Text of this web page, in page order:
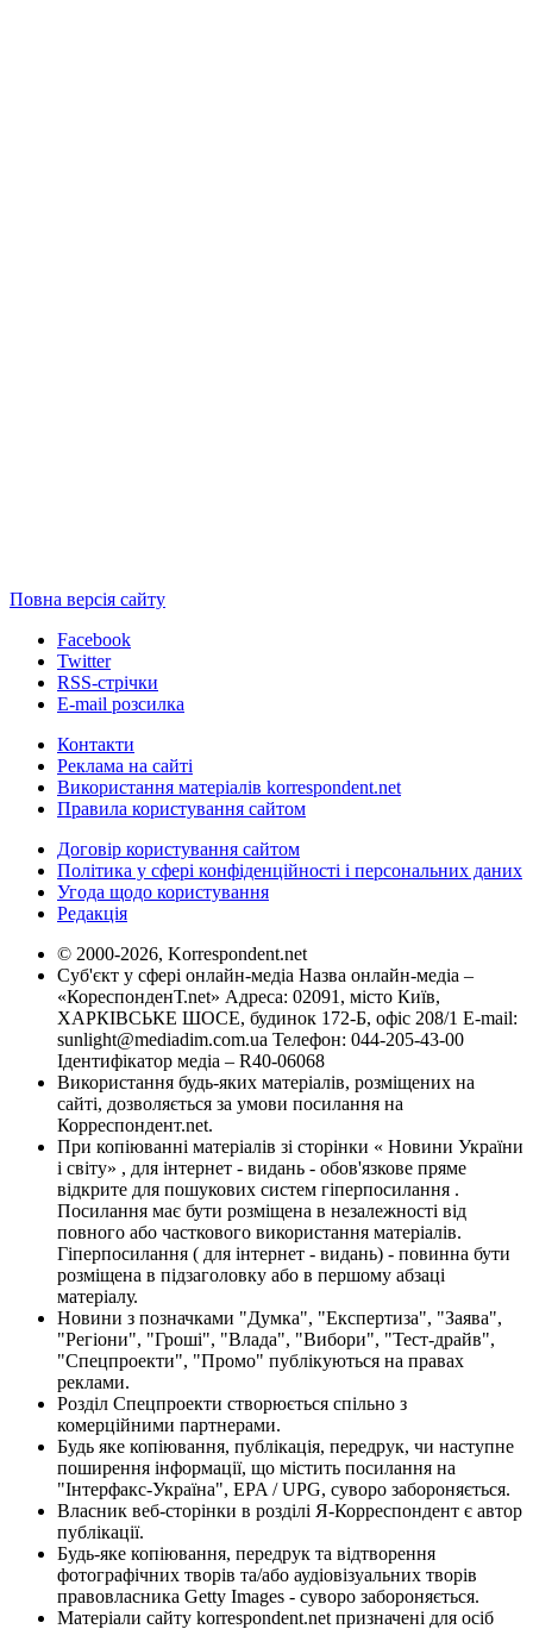
Повна версія сайту
Facebook
Twitter
RSS-стрічки
E-mail розсилка
Контакти
Реклама на сайті
Використання матеріалів korrespondent.net
Правила користування сайтом
Договір користування сайтом
Політика у сфері конфіденційності і персональних даних
Угода щодо користування
Редакція
© 2000-2026, Korrespondent.net
Суб'єкт у сфері онлайн-медіа Назва онлайн-медіа –
«КореспонденТ.net» Адреса: 02091, місто Київ,
ХАРКІВСЬКЕ ШОСЕ, будинок 172-Б, офіс 208/1 E-mail:
sunlight@mediadim.com.ua Телефон: 044-205-43-00
Ідентифікатор медіа – R40-06068
Використання будь-яких матеріалів, розміщених на
сайті, дозволяється за умови посилання на
Корреспондент.net.
При копіюванні матеріалів зі сторінки « Новини України
і світу» , для інтернет - видань - обов'язкове пряме
відкрите для пошукових систем гіперпосилання .
Посилання має бути розміщена в незалежності від
повного або часткового використання матеріалів.
Гіперпосилання ( для інтернет - видань) - повинна бути
розміщена в підзаголовку або в першому абзаці
матеріалу.
Новини з позначками "Думка", "Експертиза", "Заява",
"Регіони", "Гроші", "Влада", "Вибори", "Тест-драйв",
"Спецпроекти", "Промо" публікуються на правах
реклами.
Розділ Спецпроекти створюється спільно з
комерційними партнерами.
Будь яке копіювання, публікація, передрук, чи наступне
поширення інформації, що містить посилання на
"Інтерфакс-Україна", EPA / UPG, суворо забороняється.
Власник веб-сторінки в розділі Я-Корреспондент є автор
публікації.
Будь-яке копіювання, передрук та відтворення
фотографічних творів та/або аудіовізуальних творів
правовласника Getty Images - суворо забороняється.
Матеріали сайту korrespondent.net призначені для осіб